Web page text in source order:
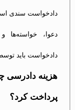
دادخواست سندی
دعوا، خواسته‌ها
دادخواست باید
هزینه دادرسی
پرداخت کرد؟